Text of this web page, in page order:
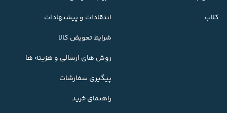
کلاب
انتقادات و پیشنهادات
شرایط تعویض کالا
روش های ارسالی و هزینه ها
پیگیری سفارشات
راهنمای خرید